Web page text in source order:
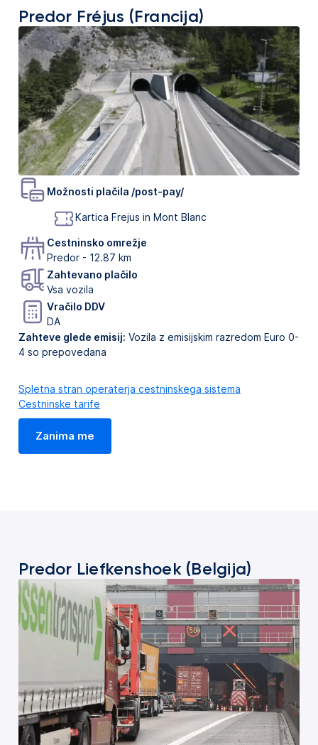
Predor Fréjus (Francija)
Možnosti plačila /post-pay/
Kartica Frejus in Mont Blanc
Cestninsko omrežje
Predor - 12.87 km
Zahtevano plačilo
Vsa vozila
Vračilo DDV
DA
Zahteve glede emisij: Vozila z emisijskim razredom Euro 0-
4 so prepovedana
Spletna stran operaterja cestninskega sistema
Cestninske tarife
Zanima me
Predor Liefkenshoek (Belgija)